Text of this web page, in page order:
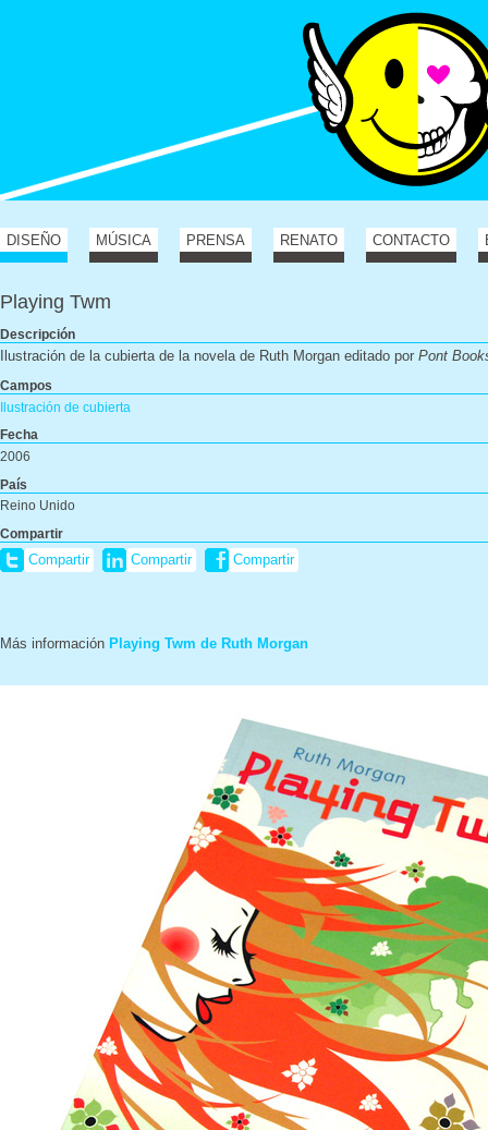
DISEÑO MÚSICA PRENSA RENATO CONTACTO
Playing Twm
Descripción
Ilustración de la cubierta de la novela de Ruth Morgan editado por Pont
Campos
Ilustración de cubierta
Fecha
2006
País
Reino Unido
Compartir
Compartir Compartir Compartir
Más información Playing Twm de Ruth Morgan